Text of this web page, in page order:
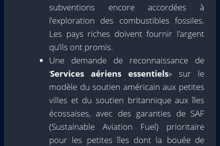
subventions encore accordées à
l’exploration des combustibles fossiles.
Les pays riches doivent fournir l’argent
qu’ils ont promis.
Une demande de reconnaissance de
‘Services aériens essentiels» sur le
modèle du soutien américain aux petites
villes et du soutien britannique aux îles
écossaises, avec des garanties de SAF
(Sustainable Aviation Fuel) prioritaire
pour les petites îles dont la bouée de